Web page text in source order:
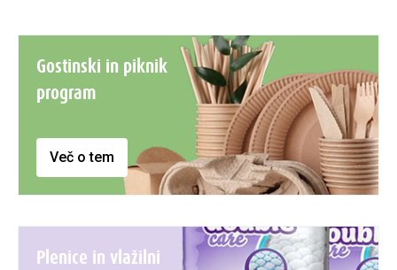
Gostinski in piknik
program
Več o tem
Plenice in vlažilni